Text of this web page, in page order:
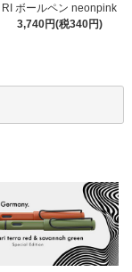
RI ボールペン neonpink
3,740円(税340円)